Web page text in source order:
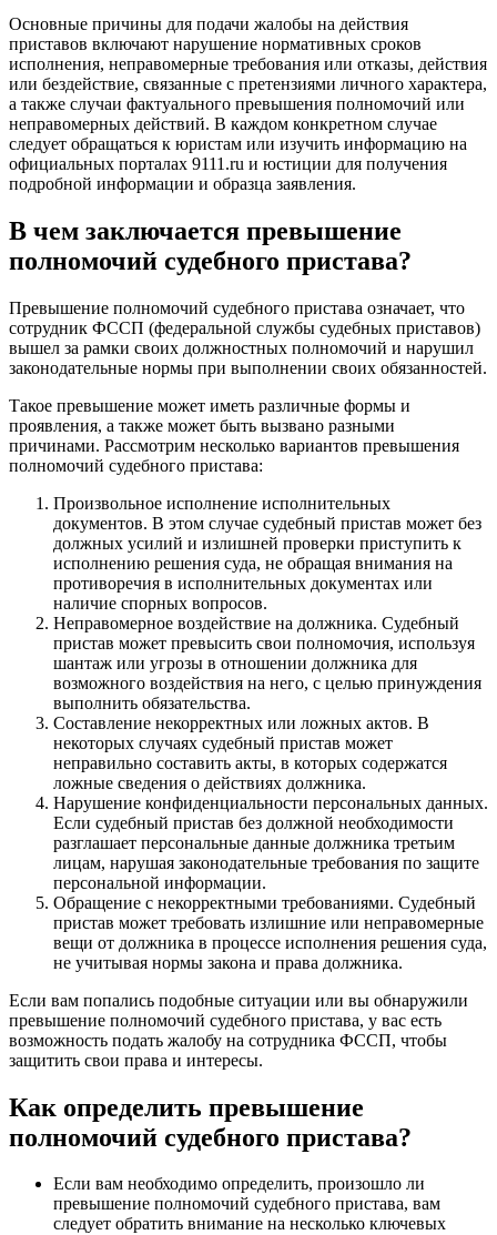
Основные причины для подачи жалобы на действия
приставов включают нарушение нормативных сроков
исполнения, неправомерные требования или отказы, действия
или бездействие, связанные с претензиями личного характера,
а также случаи фактуального превышения полномочий или
неправомерных действий. В каждом конкретном случае
следует обращаться к юристам или изучить информацию на
официальных порталах 9111.ru и юстиции для получения
подробной информации и образца заявления.
В чем заключается превышение
полномочий судебного пристава?
Превышение полномочий судебного пристава означает, что
сотрудник ФССП (федеральной службы судебных приставов)
вышел за рамки своих должностных полномочий и нарушил
законодательные нормы при выполнении своих обязанностей.
Такое превышение может иметь различные формы и
проявления, а также может быть вызвано разными
причинами. Рассмотрим несколько вариантов превышения
полномочий судебного пристава:
Произвольное исполнение исполнительных
документов. В этом случае судебный пристав может без
должных усилий и излишней проверки приступить к
исполнению решения суда, не обращая внимания на
противоречия в исполнительных документах или
наличие спорных вопросов.
Неправомерное воздействие на должника. Судебный
пристав может превысить свои полномочия, используя
шантаж или угрозы в отношении должника для
возможного воздействия на него, с целью принуждения
выполнить обязательства.
Составление некорректных или ложных актов. В
некоторых случаях судебный пристав может
неправильно составить акты, в которых содержатся
ложные сведения о действиях должника.
Нарушение конфиденциальности персональных данных.
Если судебный пристав без должной необходимости
разглашает персональные данные должника третьим
лицам, нарушая законодательные требования по защите
персональной информации.
Обращение с некорректными требованиями. Судебный
пристав может требовать излишние или неправомерные
вещи от должника в процессе исполнения решения суда,
не учитывая нормы закона и права должника.
Если вам попались подобные ситуации или вы обнаружили
превышение полномочий судебного пристава, у вас есть
возможность подать жалобу на сотрудника ФССП, чтобы
защитить свои права и интересы.
Как определить превышение
полномочий судебного пристава?
Если вам необходимо определить, произошло ли
превышение полномочий судебного пристава, вам
следует обратить внимание на несколько ключевых